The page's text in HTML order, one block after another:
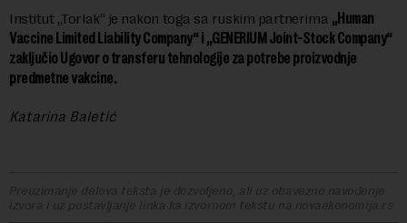
Institut „Torlak“ je nakon toga sa ruskim partnerima „Human
Vaccine Limited Liability Company“ i „GENERIUM Joint-Stock Company“
zaključio Ugovor o transferu tehnologije za potrebe proizvodnje
predmetne vakcine.
Katarina Baletić
Preuzimanje delova teksta je dozvoljeno, ali uz obavezno navođenje
izvora i uz postavljanje linka ka izvornom tekstu na novaekonomija.rs